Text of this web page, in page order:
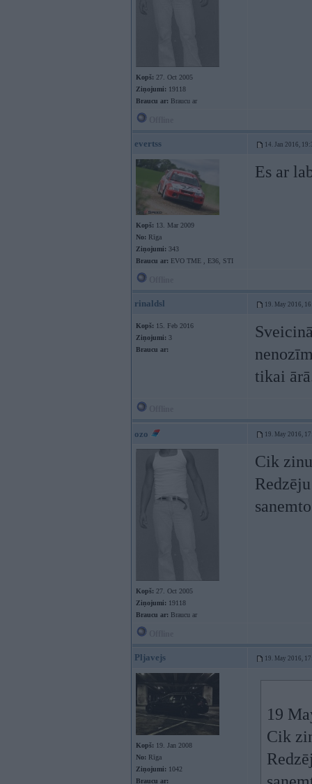
Kopš: 27. Oct 2005
Ziņojumi: 19118
Braucu ar: Braucu ar
evertss 14. Jan 2016,
Kopš: 13. Mar 2009
No: Rīga
Ziņojumi: 343
Braucu ar: EVO TME , E36, STI
Es ar
rinaldsl 19. May 2016,
Kopš: 15. Feb 2016
Ziņojumi: 3
Braucu ar:
tikai
ozo 19. May 2016,
Kopš: 27. Oct 2005
Ziņojumi: 19118
Braucu ar: Braucu ar
Cik
Pljavejs 19. May 2016,
Kopš: 19. Jan 2008
No: Rīga
Ziņojumi: 1042
Braucu ar:
19
Cik